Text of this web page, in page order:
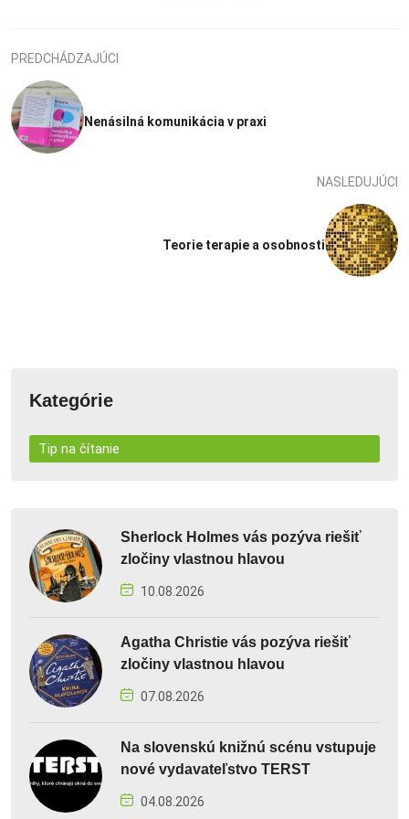
PREDCHÁDZAJÚCI
Nenásilná komunikácia v praxi
NASLEDUJÚCI
Teorie terapie a osobnosti
Kategórie
Tip na čítanie
Sherlock Holmes vás pozýva riešiť
zločiny vlastnou hlavou
10.08.2026
Agatha Christie vás pozýva riešiť
zločiny vlastnou hlavou
07.08.2026
Na slovenskú knižnú scénu vstupuje
nové vydavateľstvo TERST
04.08.2026